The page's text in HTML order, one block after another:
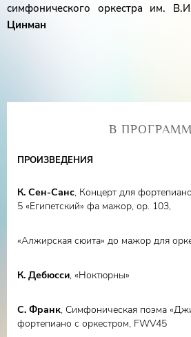
симфонического оркестра им.
Цинман
В
ПРОИЗВЕДЕНИЯ
К. Сен-Санс, Концерт для
5 «Египетский» фа мажор, оp. 103,
«Алжирская сюита» до мажор для
К. Дебюсси, «Ноктюрны»
С. Франк, Симфоническая поэма
фортепиано с оркестром, FWV45